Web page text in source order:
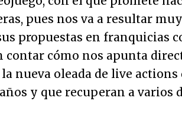
pues nos va a resultar
propuestas en franquicias
contar cómo nos apunta
nueva oleada de live
y que recuperan a varios